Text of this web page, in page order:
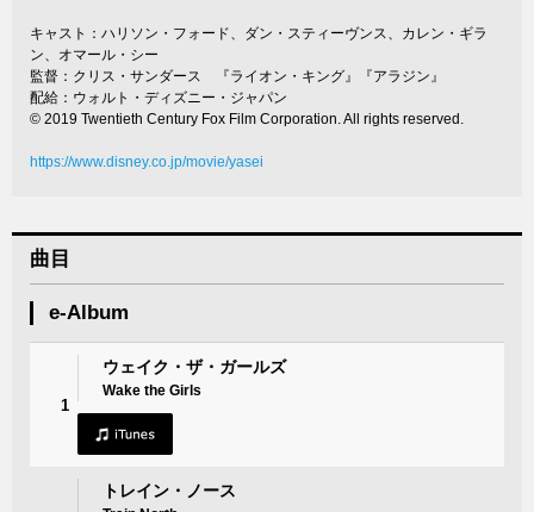
キャスト：ハリソン・フォード、ダン・スティーヴンス、カレン・ギラ
ン、オマール・シー
監督：クリス・サンダース 『ライオン・キング』『アラジン』
配給：ウォルト・ディズニー・ジャパン
© 2019 Twentieth Century Fox Film Corporation. All rights reserved.
https://www.disney.co.jp/movie/yasei
曲目
e-Album
1
ウェイク・ザ・ガールズ
Wake the Girls
トレイン・ノース